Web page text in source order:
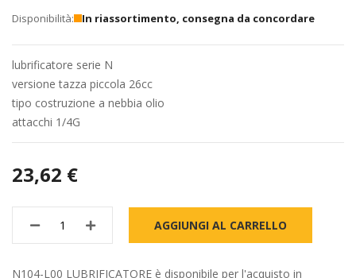
immagini
In riassortimento, consegna da concordare
lubrificatore serie N
versione tazza piccola 26cc
tipo costruzione a nebbia olio
attacchi 1/4G
23,62 €
AGGIUNGI AL CARRELLO
N104-L00 LUBRIFICATORE è disponibile per l'acquisto in